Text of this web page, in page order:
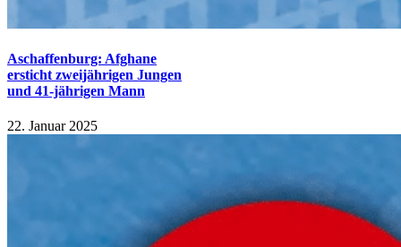
Aschaffenburg: Afghane
ersticht zweijährigen Jungen
und 41-jährigen Mann
22. Januar 2025